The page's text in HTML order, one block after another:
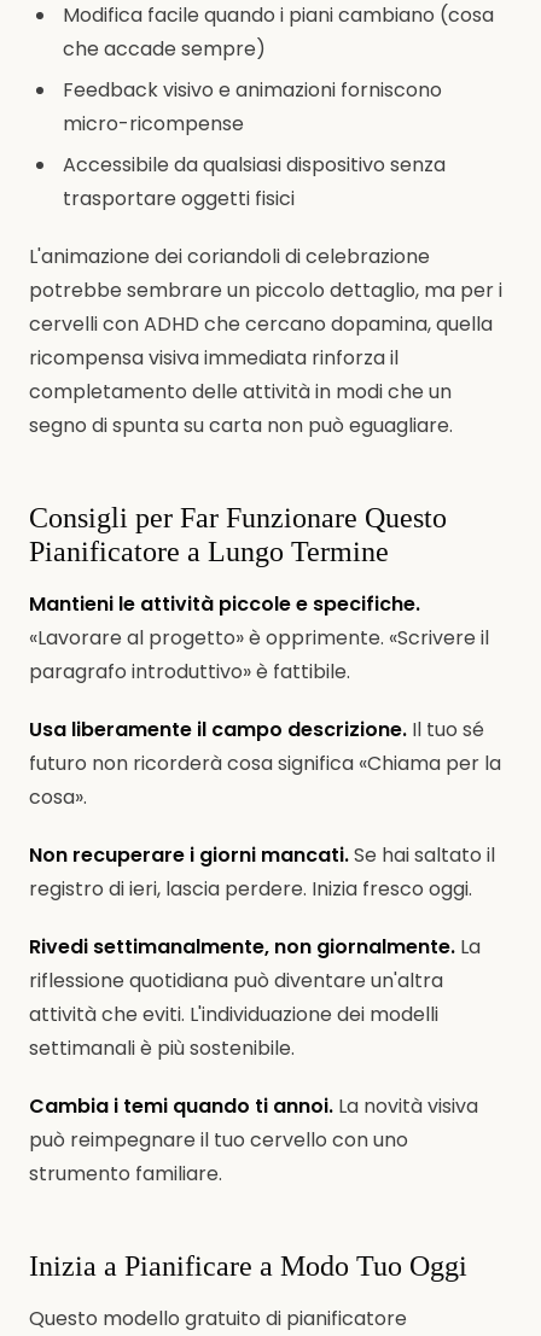
Modifica facile quando i piani cambiano (cosa
che accade sempre)
Feedback visivo e animazioni forniscono
micro-ricompense
Accessibile da qualsiasi dispositivo senza
trasportare oggetti fisici
L'animazione dei coriandoli di celebrazione
potrebbe sembrare un piccolo dettaglio, ma per i
cervelli con ADHD che cercano dopamina, quella
ricompensa visiva immediata rinforza il
completamento delle attività in modi che un
segno di spunta su carta non può eguagliare.
Consigli per Far Funzionare Questo
Pianificatore a Lungo Termine
Mantieni le attività piccole e specifiche.
«Lavorare al progetto» è opprimente. «Scrivere il
paragrafo introduttivo» è fattibile.
Usa liberamente il campo descrizione. Il tuo sé
futuro non ricorderà cosa significa «Chiama per la
cosa».
Non recuperare i giorni mancati.Se hai saltato il
registro di ieri, lascia perdere. Inizia fresco oggi.
Rivedi settimanalmente, non giornalmente. La
riflessione quotidiana può diventare un'altra
attività che eviti. L'individuazione dei modelli
settimanali è più sostenibile.
Cambia i temi quando ti annoi. La novità visiva
può reimpegnare il tuo cervello con uno
strumento familiare.
Inizia a Pianificare a Modo Tuo Oggi
Questo modello gratuito di pianificatore